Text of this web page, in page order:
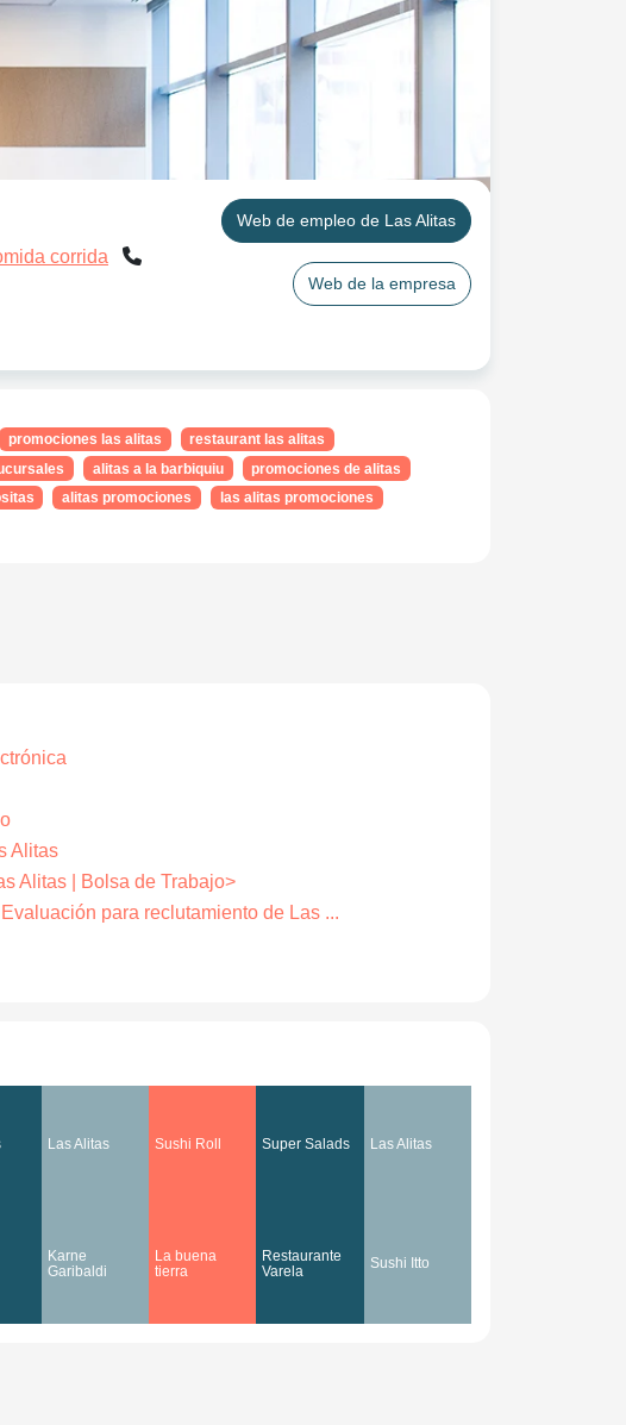
corrida
Web de empleo de Las Alitas
Web de la empresa
promociones las alitas
restaurant las alitas
alitas a la barbiquiu
promociones de alitas
alitas promociones
las alitas promociones
Alitas
Alitas | Bolsa de Trabajo>
para reclutamiento de Las ...
Las Alitas Sushi Roll Super Salads Las Alitas
Karne
Garibaldi
La buena
tierra
Restaurante
Varela
Sushi Itto